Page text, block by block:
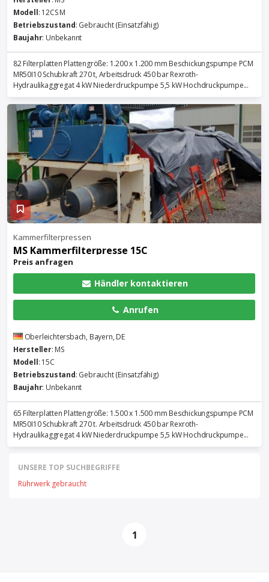
Modell: 12CS M
Betriebszustand: Gebraucht (Einsatzfähig)
Baujahr: Unbekannt
82 Filterplatten Plattengröße: 1.200 x 1.200 mm Beschickungspumpe PCM
MR50I10 Schubkraft 270 t, Arbeitsdruck 450 bar Rexroth-
Hydraulikaggregat 4 kW Niederdruckpumpe 5,5 kW Hochdruckpumpe...
Kammerfilterpressen
MS Kammerfilterpresse 15C
Preis anfragen
Händler kontaktieren
Anrufen
Oberleichtersbach, Bayern, DE
Hersteller: MS
Modell: 15C
Betriebszustand: Gebraucht (Einsatzfähig)
Baujahr: Unbekannt
65 Filterplatten Plattengröße: 1.500 x 1.500 mm Beschickungspumpe PCM
MR50I10 Schubkraft 270 t. Arbeitsdruck 450 bar Rexroth-
Hydraulikaggregat 4 kW Niederdruckpumpe 5,5 kW Hochdruckpumpe...
UNSERE TOP SUCHBEGRIFFE
Rührwerk gebraucht
1